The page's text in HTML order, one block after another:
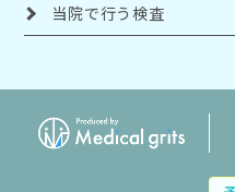
当院で行う検査